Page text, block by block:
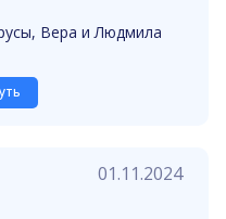
Вера и Людмила
01.11.2024